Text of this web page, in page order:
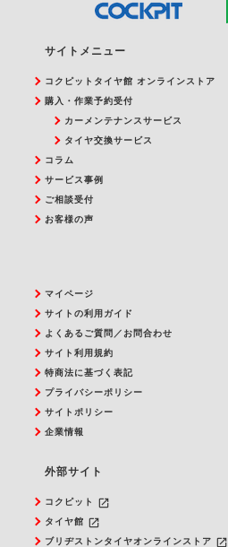
サイトメニュー
コクピットタイヤ館 オンラインストア
購入・作業予約受付
カーメンテナンスサービス
タイヤ交換サービス
コラム
サービス事例
ご相談受付
お客様の声
マイページ
サイトの利用ガイド
よくあるご質問／お問合わせ
サイト利用規約
特商法に基づく表記
プライバシーポリシー
サイトポリシー
企業情報
外部サイト
コクピット launch
タイヤ館 launch
ブリヂストンタイヤオンラインストア launch